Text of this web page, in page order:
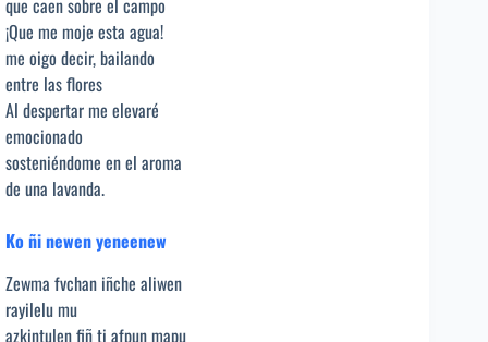
que caen sobre el campo
¡Que me moje esta agua!
me oigo decir, bailando
entre las flores
Al despertar me elevaré
emocionado
sosteniéndome en el aroma
de una lavanda.
Ko ñi newen yeneenew
Zewma fvchan iñche aliwen
rayilelu mu
azkintulen fiñ ti afpun mapu